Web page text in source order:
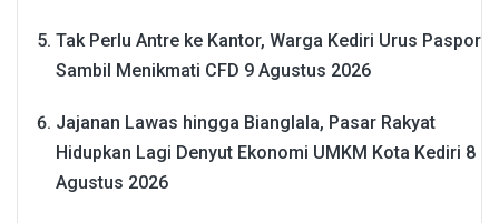
Tak Perlu Antre ke Kantor, Warga Kediri Urus Paspor
Sambil Menikmati CFD 9 Agustus 2026
Jajanan Lawas hingga Bianglala, Pasar Rakyat
Hidupkan Lagi Denyut Ekonomi UMKM Kota Kediri 8
Agustus 2026